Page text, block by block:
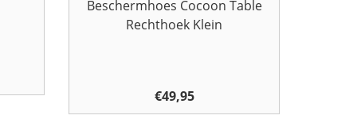
Beschermhoes Cocoon Table
Rechthoek Klein
€49,95